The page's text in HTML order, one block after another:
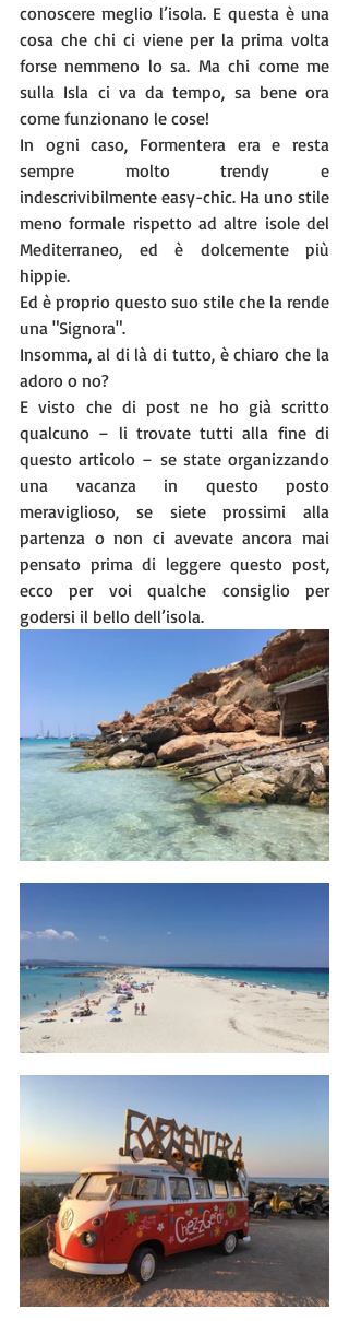
conoscere meglio l’isola. E questa è una
cosa che chi ci viene per la prima volta
forse nemmeno lo sa. Ma chi come me
sulla Isla ci va da tempo, sa bene ora
come funzionano le cose!
In ogni caso, Formentera era e resta
sempre molto trendy e
indescrivibilmente easy-chic. Ha uno stile
meno formale rispetto ad altre isole del
Mediterraneo, ed è dolcemente più
hippie.
Ed è proprio questo suo stile che la rende
una "Signora".
Insomma, al di là di tutto, è chiaro che la
adoro o no?
E visto che di post ne ho già scritto
qualcuno – li trovate tutti alla fine di
questo articolo – se state organizzando
una vacanza in questo posto
meraviglioso, se siete prossimi alla
partenza o non ci avevate ancora mai
pensato prima di leggere questo post,
ecco per voi qualche consiglio per
godersi il bello dell’isola.